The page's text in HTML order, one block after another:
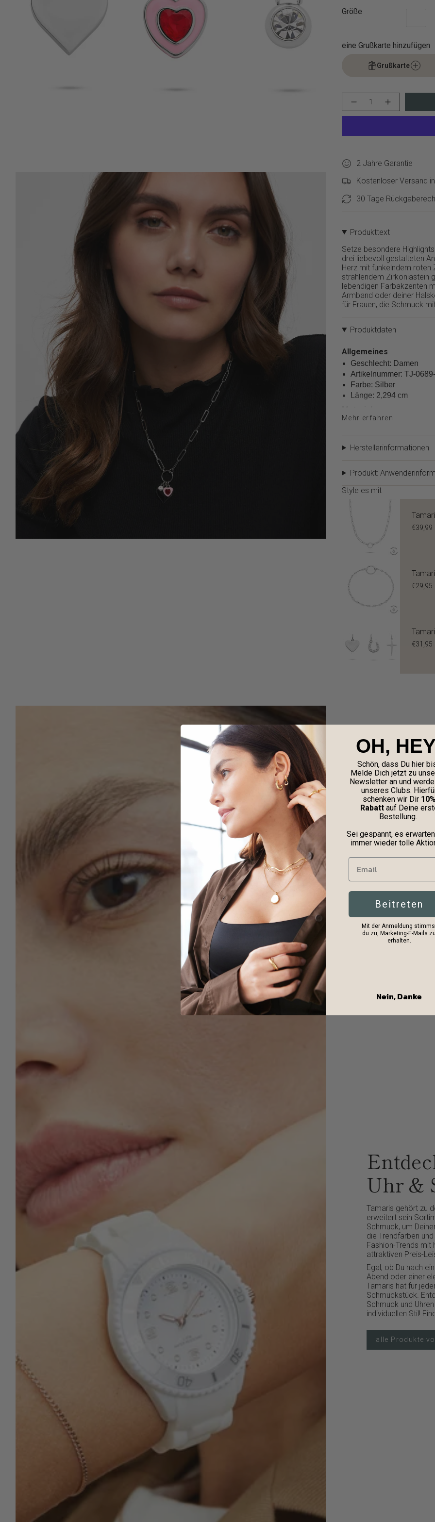
Größe
eine Grußkarte hinzufügen
Grußkarte
class=\"quantity-
</span>
im
Warenkorb",
für
verringern",
"multiples_of"=>"Schritte
von
{{
quantity
}}",
"minimum_of"=>"Minimum
von
{{
}}",
{{
quantity
}}"}
Menge
für
Tamaris
-
verringern
Schaltfläche
Menge
Charms
Charm
Series">
2 Jahre Garantie
Kostenloser Versand
30 Tage
Produkttext
Setze besondere
drei liebevoll gestalteten
Herz mit funkelndem roten
strahlendem Zirkoniastein
lebendigen Farbakzenten
Armband oder deiner
für Frauen, die Schmuck
Produktdaten
Allgemeines
Geschlecht: Damen
Artikelnummer: TJ-
Farbe: Silber
Länge: 2,294 cm
Material: Edelstahl
Mehr erfahren
Herstellerinformationen
Produkt:
Style es mit
€39,99
€29,95
€31,95
Uhr &
Tamaris gehört zu
erweitert sein
Schmuck, um
die Trendfarben
Fashion-Trends
attraktiven Preis-
Egal, ob Du nach
Abend oder einer
Tamaris hat für
Schmuckstück.
Schmuck und
individuellen Stil!
alle Produkte
OH,
Schön, dass Du hier
Melde Dich jetzt zu
Newsletter an und
unseres Clubs.
schenken wir Dir
Rabattauf Deine
Bestellung.
Sei gespannt, es
immer wieder tolle
Beitreten
Mit der Anmeldung
du zu, Marketing-E-Mails
erhalten.
Nein, Danke